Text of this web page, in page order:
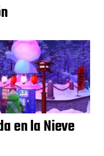
en la Nieve